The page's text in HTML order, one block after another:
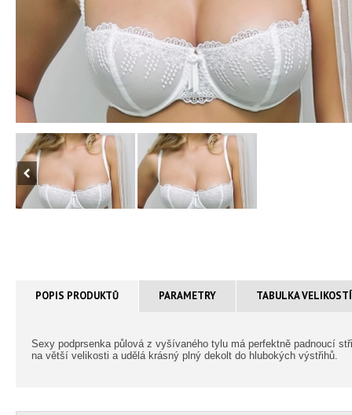
POPIS PRODUKTŮ PARAMETRY TABULKA
Sexy podprsenka půlová z vyšívaného tylu má perfektně padnoucí
na větší velikosti a udělá krásný plný dekolt do hlubokých výstřihů.